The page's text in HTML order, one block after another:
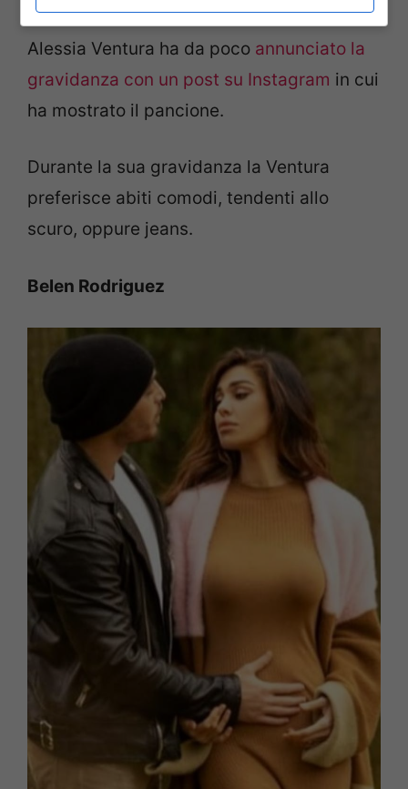
Alessia Ventura ha da poco annunciato la
gravidanza con un post su Instagram in cui
ha mostrato il pancione.
Durante la sua gravidanza la Ventura
preferisce abiti comodi, tendenti allo
scuro, oppure jeans.
Belen Rodriguez